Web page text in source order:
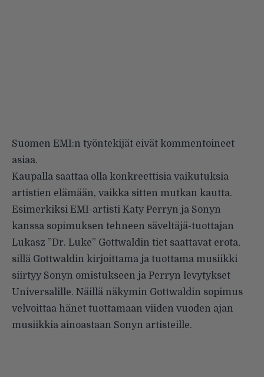
Suomen EMI:n työntekijät eivät kommentoineet
asiaa.
Kaupalla saattaa olla konkreettisia vaikutuksia
artistien elämään, vaikka sitten mutkan kautta.
Esimerkiksi EMI-artisti Katy Perryn ja Sonyn
kanssa sopimuksen tehneen säveltäjä-tuottajan
Lukasz ”Dr. Luke” Gottwaldin tiet saattavat erota,
sillä Gottwaldin kirjoittama ja tuottama musiikki
siirtyy Sonyn omistukseen ja Perryn levytykset
Universalille. Näillä näkymin Gottwaldin sopimus
velvoittaa hänet tuottamaan viiden vuoden ajan
musiikkia ainoastaan Sonyn artisteille.